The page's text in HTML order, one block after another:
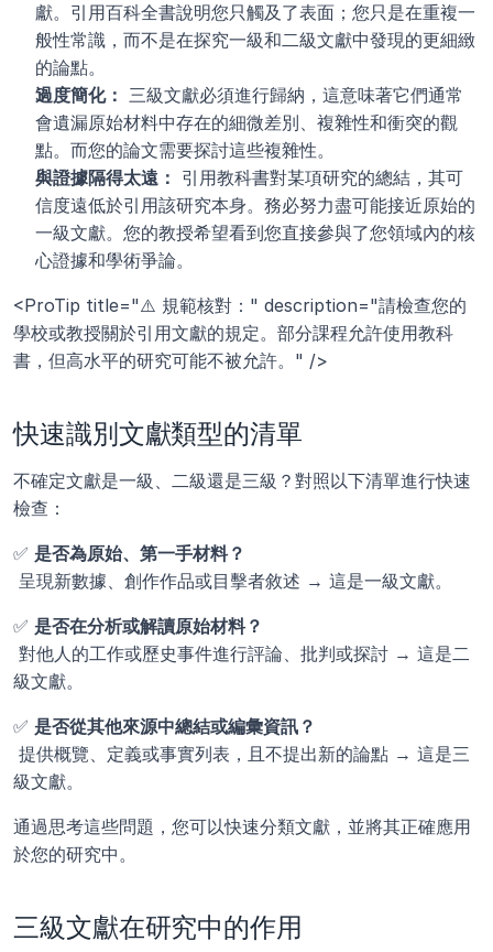
獻。引用百科全書說明您只觸及了表面；您只是在重複一
般性常識，而不是在探究一級和二級文獻中發現的更細緻
的論點。
過度簡化： 三級文獻必須進行歸納，這意味著它們通常
會遺漏原始材料中存在的細微差別、複雜性和衝突的觀
點。而您的論文需要探討這些複雜性。
與證據隔得太遠： 引用教科書對某項研究的總結，其可
信度遠低於引用該研究本身。務必努力盡可能接近原始的
一級文獻。您的教授希望看到您直接參與了您領域內的核
心證據和學術爭論。
<ProTip title="⚠️ 規範核對：" description="請檢查您的
學校或教授關於引用文獻的規定。部分課程允許使用教科
書，但高水平的研究可能不被允許。" />
快速識別文獻類型的清單
不確定文獻是一級、二級還是三級？對照以下清單進行快速
檢查：
✅ 是否為原始、第一手材料？
呈現新數據、創作作品或目擊者敘述 → 這是一級文獻。
✅ 是否在分析或解讀原始材料？
級文獻。
✅ 是否從其他來源中總結或編彙資訊？
級文獻。
通過思考這些問題，您可以快速分類文獻，並將其正確應用
於您的研究中。
三級文獻在研究中的作用